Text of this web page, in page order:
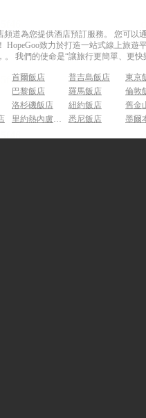
頻道為您提供酒店預訂服務。 您可
HopeGoo致力於打造一站式線上旅
。 我們的使命是“讓旅行更簡單、更
首爾飯店 普吉島飯店
東京
巴黎飯店 羅馬飯店
倫敦
洛杉磯飯店 紐約飯店
舊金
里約熱內盧飯店 悉尼飯店 墨爾